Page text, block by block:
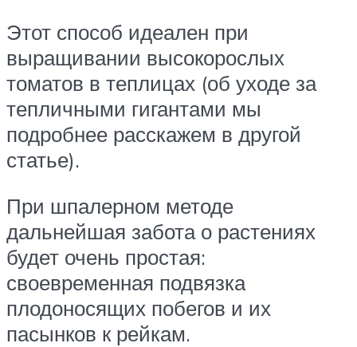
Этот способ идеален при
выращивании высокорослых
томатов в теплицах (об уходе за
тепличными гигантами мы
подробнее расскажем в другой
статье).
При шпалерном методе
дальнейшая забота о растениях
будет очень простая:
своевременная подвязка
плодоносящих побегов и их
пасынков к рейкам.